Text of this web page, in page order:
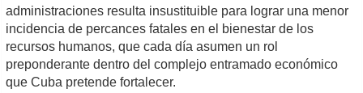
administraciones resulta insustituible para lograr una menor
incidencia de percances fatales en el bienestar de los
recursos humanos, que cada día asumen un rol
preponderante dentro del complejo entramado económico
que Cuba pretende fortalecer.